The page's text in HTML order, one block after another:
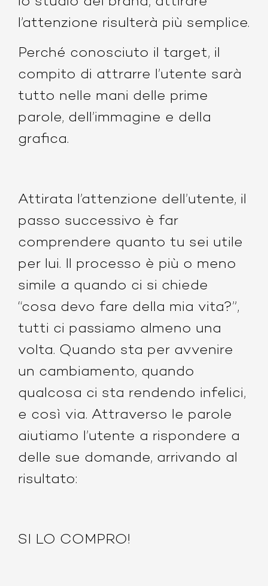
l’attenzione risulterà più semplice.
Perché conosciuto il target, il
compito di attrarre l’utente sarà
tutto nelle mani delle prime
parole, dell’immagine e della
grafica.
Attirata l’attenzione dell’utente, il
passo successivo è far
comprendere quanto tu sei utile
per lui. Il processo è più o meno
simile a quando ci si chiede
“cosa devo fare della mia vita?”,
tutti ci passiamo almeno una
volta. Quando sta per avvenire
un cambiamento, quando
qualcosa ci sta rendendo infelici,
e così via. Attraverso le parole
aiutiamo l’utente a rispondere a
delle sue domande, arrivando al
risultato:
SI LO COMPRO!